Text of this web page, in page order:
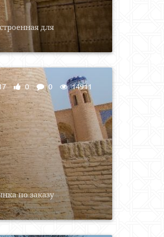
для
по заказу
0 0 14911